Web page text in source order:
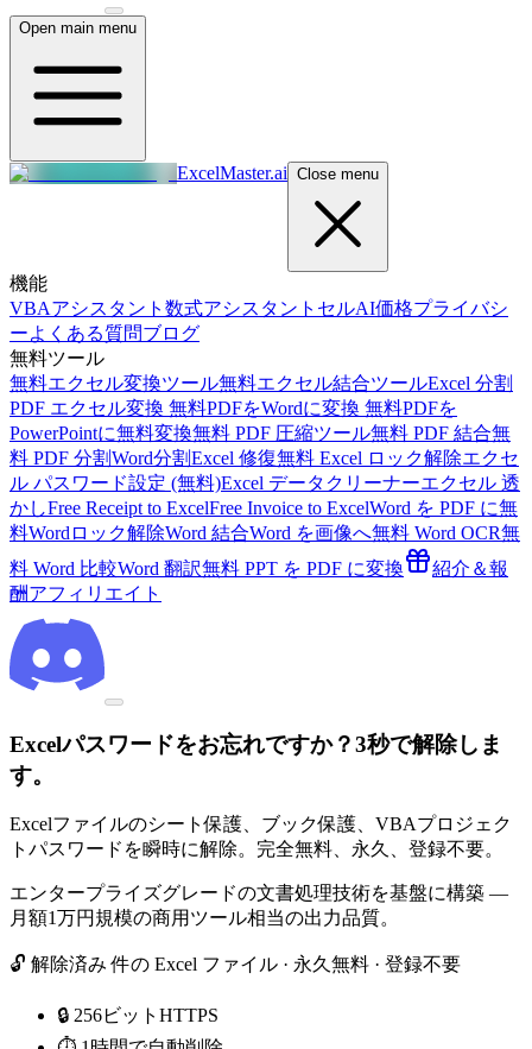
Open main menu
ExcelMaster.ai Close menu
機能
VBAアシスタント 数式アシスタント セルAI価格プライバシ
ーよくある質問ブログ
無料ツール
無料エクセル変換ツール無料エクセル結合ツールExcel 分割
PDF エクセル変換 無料PDFをWordに変換 無料PDFを
PowerPointに無料変換無料 PDF 圧縮ツール無料 PDF 結合無
料 PDF 分割Word分割Excel 修復無料 Excel ロック解除エクセ
ル パスワード設定 (無料)Excel データクリーナーエクセル 透
かしFree Receipt to ExcelFree Invoice to ExcelWord を PDF に無
料Wordロック解除Word 結合Word を画像へ無料 Word OCR無
料 Word 比較Word 翻訳無料 PPT を PDF に変換
紹介＆報
酬アフィリエイト
Excelパスワードをお忘れですか？3秒で解除しま
す。
Excelファイルのシート保護、ブック保護、VBAプロジェク
トパスワードを瞬時に解除。完全無料、永久、登録不要。
エンタープライズグレードの文書処理技術を基盤に構築 —
月額1万円規模の商用ツール相当の出力品質。
🔓 解除済み 件の Excel ファイル · 永久無料 · 登録不要
🔒 256ビットHTTPS